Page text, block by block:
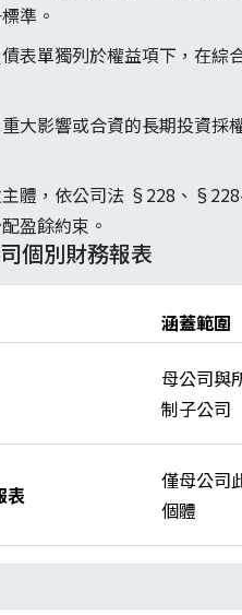
準。
表單獨列於權益項下，在
大影響或合資的長期投資
體，依公司法 §228、
盈餘約束。
個別財務報表
涵蓋範圍
母公司與
制子公司
表
僅母公司
個體